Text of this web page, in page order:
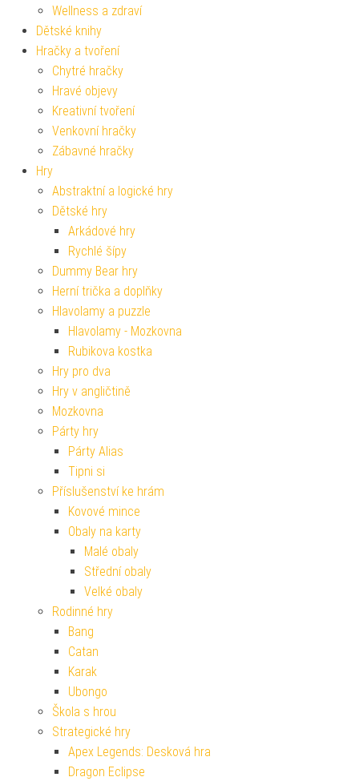
Wellness a zdraví
Dětské knihy
Hračky a tvoření
Chytré hračky
Hravé objevy
Kreativní tvoření
Venkovní hračky
Zábavné hračky
Hry
Abstraktní a logické hry
Dětské hry
Arkádové hry
Rychlé šípy
Dummy Bear hry
Herní trička a doplňky
Hlavolamy a puzzle
Hlavolamy - Mozkovna
Rubikova kostka
Hry pro dva
Hry v angličtině
Mozkovna
Párty hry
Párty Alias
Tipni si
Příslušenství ke hrám
Kovové mince
Obaly na karty
Malé obaly
Střední obaly
Velké obaly
Rodinné hry
Bang
Catan
Karak
Ubongo
Škola s hrou
Strategické hry
Apex Legends: Desková hra
Dragon Eclipse